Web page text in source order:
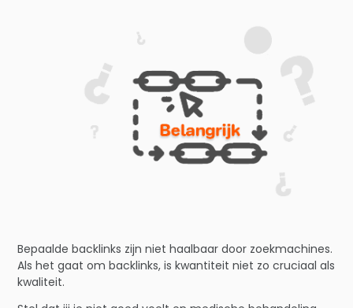
Bepaalde backlinks zijn niet haalbaar door zoekmachines.
Als het gaat om backlinks, is kwantiteit niet zo cruciaal als
kwaliteit.